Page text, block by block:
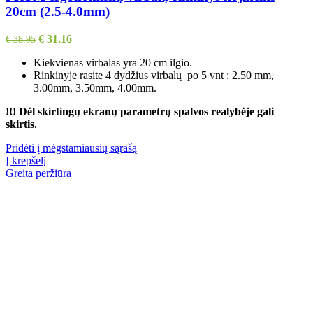
20cm (2.5-4.0mm)
€38.95 € 31.16
Kiekvienas virbalas yra 20 cm ilgio.
Rinkinyje rasite 4 dydžius virbalų po 5 vnt : 2.50 mm,
3.00mm, 3.50mm, 4.00mm.
!!! Dėl skirtingų ekranų parametrų spalvos realybėje gali
skirtis.
Pridėti į mėgstamiausių sąrašą
Į krepšelį
Greita peržiūra